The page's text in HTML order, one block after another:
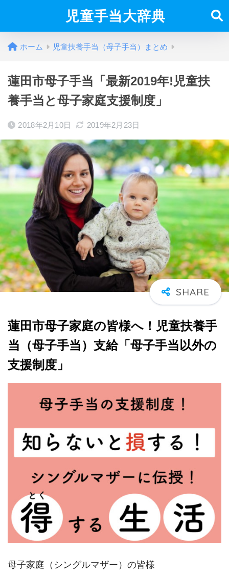
児童手当大辞典
ホーム 児童扶養手当（母子手当）まとめ
蓮田市母子手当「最新2019年!児童扶
養手当と母子家庭支援制度」
2018年2月10日 2019年2月23日
蓮田市母子家庭の皆様へ！児童扶養手
当（母子手当）支給「母子手当以外の
支援制度」
母子家庭（シングルマザー）の皆様